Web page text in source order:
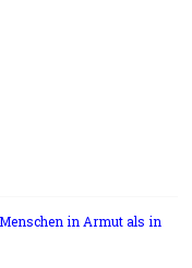
in Armut als in